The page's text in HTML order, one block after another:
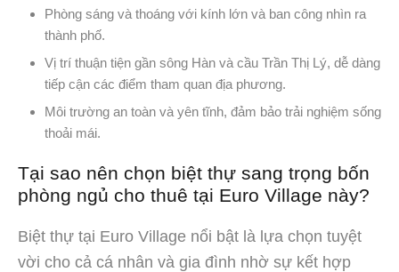
Phòng sáng và thoáng với kính lớn và ban công nhìn ra
thành phố.
Vị trí thuận tiện gần sông Hàn và cầu Trần Thị Lý, dễ dàng
tiếp cận các điểm tham quan địa phương.
Môi trường an toàn và yên tĩnh, đảm bảo trải nghiệm sống
thoải mái.
Tại sao nên chọn biệt thự sang trọng bốn
phòng ngủ cho thuê tại Euro Village này?
Biệt thự tại Euro Village nổi bật là lựa chọn tuyệt
vời cho cả cá nhân và gia đình nhờ sự kết hợp